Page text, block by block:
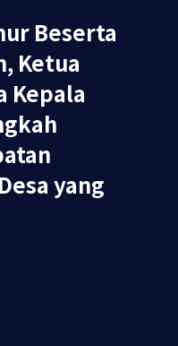
Beserta
Ketua
Kepala
yang